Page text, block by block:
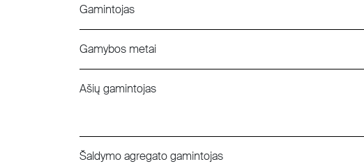
Gamintojas
Gamybos metai
Ašių gamintojas
Šaldymo agregato gamintojas